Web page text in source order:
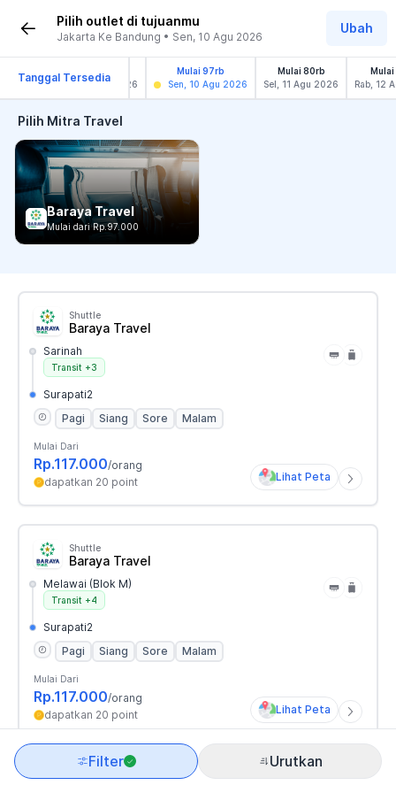
Pilih outlet di tujuanmu
Jakarta Ke Bandung • Sen, 10 Agu 2026
Ubah
Tanggal Tersedia
Min, 9 Agu 2026
Mulai 97rb
Sen, 10 Agu 2026
Mulai 80rb
Sel, 11 Agu 2026
Rab, 12
Pilih Mitra Travel
Baraya Travel
Mulai dari Rp.97.000
Shuttle
Baraya Travel
Sarinah
Transit +3
Surapati2
Pagi
Siang Sore Malam
Mulai Dari
Rp.117.000/orang
dapatkan 20 point
Lihat Peta
Shuttle
Baraya Travel
Melawai (blok M)
Transit +4
Surapati2
Pagi
Siang Sore Malam
Mulai Dari
Rp.117.000/orang
dapatkan 20 point
Lihat Peta
Shuttle
Filter Urutkan